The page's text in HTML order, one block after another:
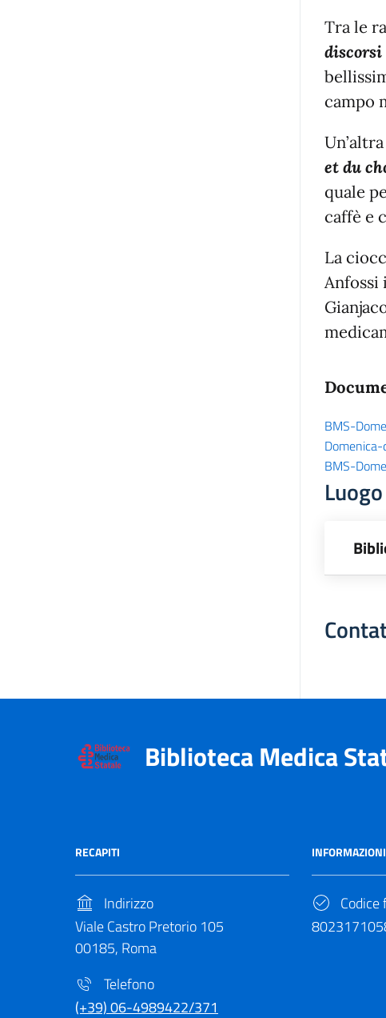
Tra le
campo
et du
quale
caffè e
La
Anfossi
BMS-
BMS-
Luogo
Biblioteca Medica
RECAPITI
Indirizzo
Viale Castro Pretorio 105
00185, Roma
Telefono
(+39) 06-4989422/371
INFORMAZIONI